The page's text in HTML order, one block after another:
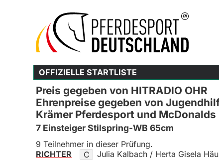
OFFIZIELLE STARTLISTE
Preis gegeben von HITRADIO OHR
Ehrenpreise gegeben von
Krämer Pferdesport und
7 Einsteiger Stilspring-WB 65cm
9 Teilnehmer in dieser Prüfung.
RICHTER
C Julia Kalbach / Herta Gisela